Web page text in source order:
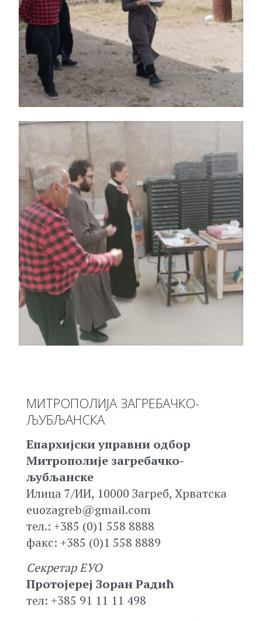
МИТРОПОЛИЈА ЗАГРЕБАЧКО-
ЉУБЉАНСКА
Епархијски управни одбор
Митрополије загребачко-
љубљанске
Илица 7/ИИ, 10000 Загреб, Хрватска
euozagreb@gmail.com
тел.: +385 (0)1 558 8888
факс: +385 (0)1 558 8889
Секретар ЕУО
Протојереј Зоран Радић
тел: +385 91 11 11 498